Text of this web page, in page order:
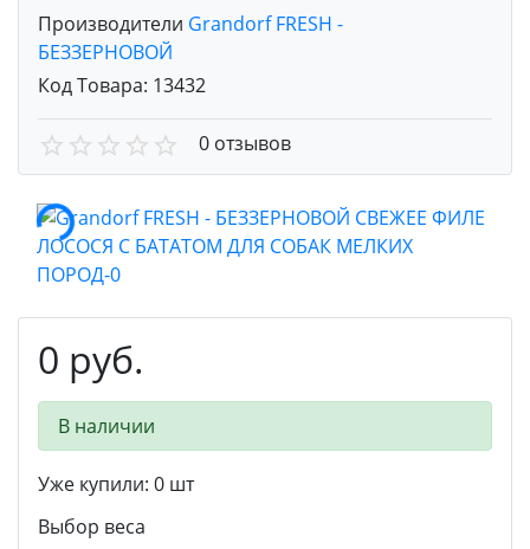
Производители Grandorf FRESH -
БЕЗЗЕРНОВОЙ
Код Товара: 13432
0 отзывов
0 руб.
В наличии
Уже купили: 0 шт
Выбор веса